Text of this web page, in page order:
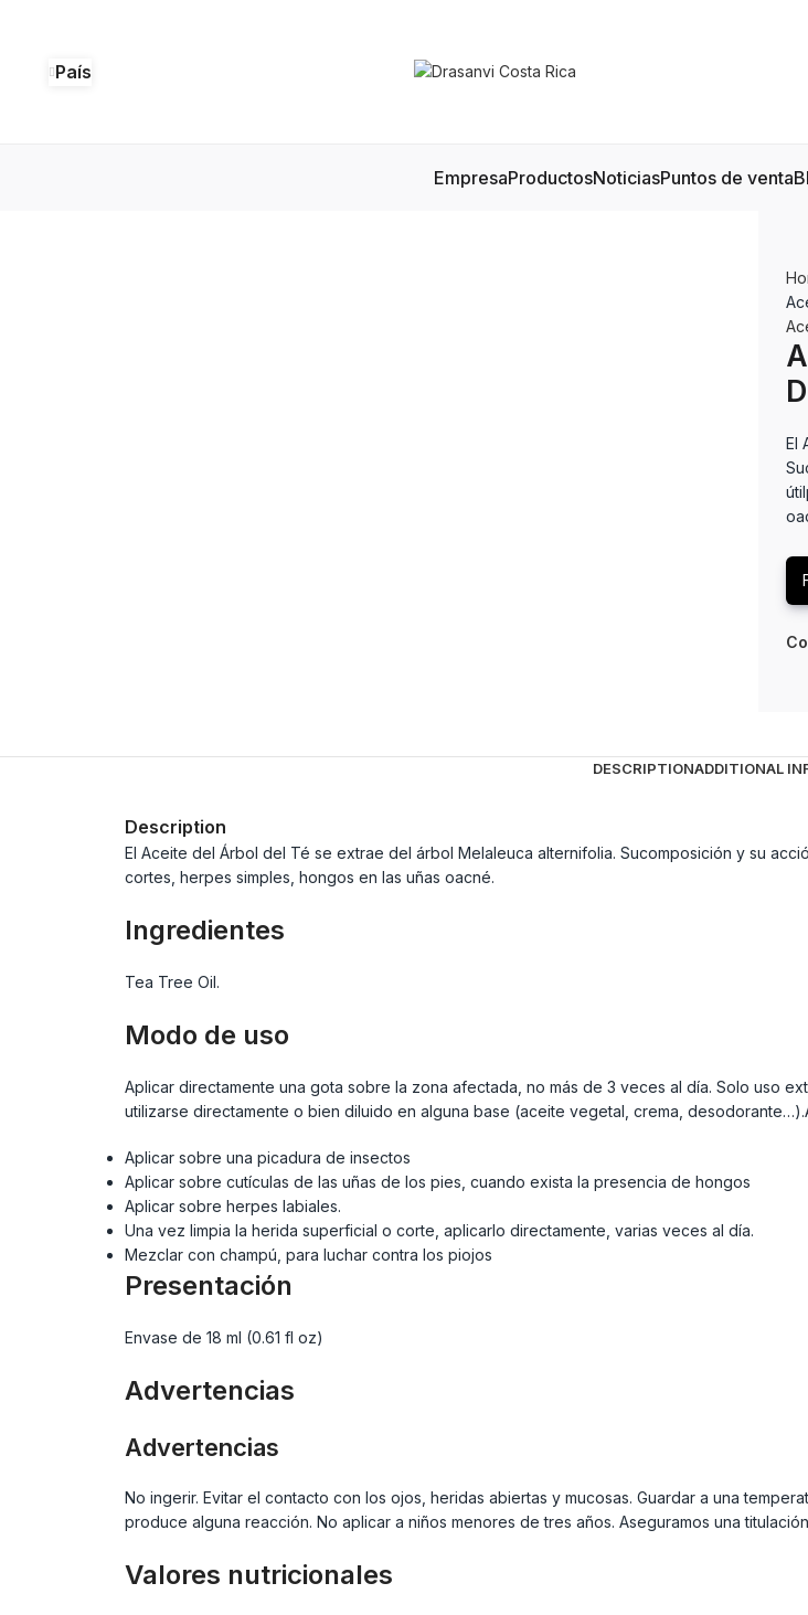
País
EmpresaProductosNoticiasPuntos de venta
El
DESCRIPTIONADDITIONAL
Description
El Aceite del Árbol del Té se extrae del árbol Melaleuca alternifolia. Sucomposición y su
cortes, herpes simples, hongos en las uñas oacné.
Ingredientes
Tea Tree Oil.
Modo de uso
Aplicar directamente una gota sobre la zona afectada, no más de 3 veces al día. Solo uso
utilizarse directamente o bien diluido en alguna base (aceite vegetal, crema,
Aplicar sobre una picadura de insectos
Aplicar sobre cutículas de las uñas de los pies, cuando exista la presencia de hongos
Aplicar sobre herpes labiales.
Una vez limpia la herida superficial o corte, aplicarlo directamente, varias veces al día.
Mezclar con champú, para luchar contra los piojos
Presentación
Envase de 18 ml (0.61 fl oz)
Advertencias
Advertencias
No ingerir. Evitar el contacto con los ojos, heridas abiertas y mucosas. Guardar a una
produce alguna reacción. No aplicar a niños menores de tres años. Aseguramos una
Valores nutricionales